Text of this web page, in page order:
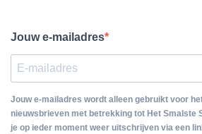
Jouw e-mailadres
Jouw e-mailadres wordt alleen gebruikt voor
nieuwsbrieven met betrekking tot Het Smalste
je op ieder moment weer uitschrijven via een